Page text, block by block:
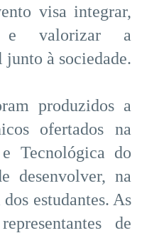
visa integrar,
e valorizar a
à sociedade.
produzidos a
ofertados na
Tecnológica do
desenvolver, na
estudantes. As
de